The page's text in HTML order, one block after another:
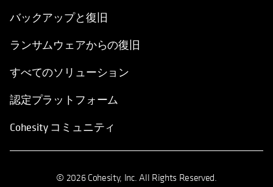
バックアップと復旧
ランサムウェアからの復旧
すべてのソリューション
認定プラットフォーム
Cohesity コミュニティ
© 2026 Cohesity, Inc. All Rights Reserved.